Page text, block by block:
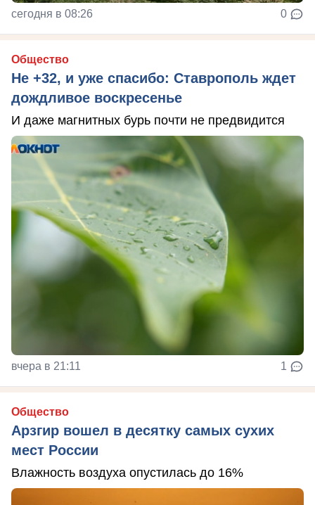
сегодня в 08:26 0
Общество
Не +32, и уже спасибо: Ставрополь ждет
дождливое воскресенье
И даже магнитных бурь почти не предвидится
вчера в 21:11 1
Общество
Арзгир вошел в десятку самых сухих
мест России
Влажность воздуха опустилась до 16%